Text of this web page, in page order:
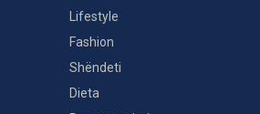
Lifestyle
Fashion
Shëndeti
Dieta